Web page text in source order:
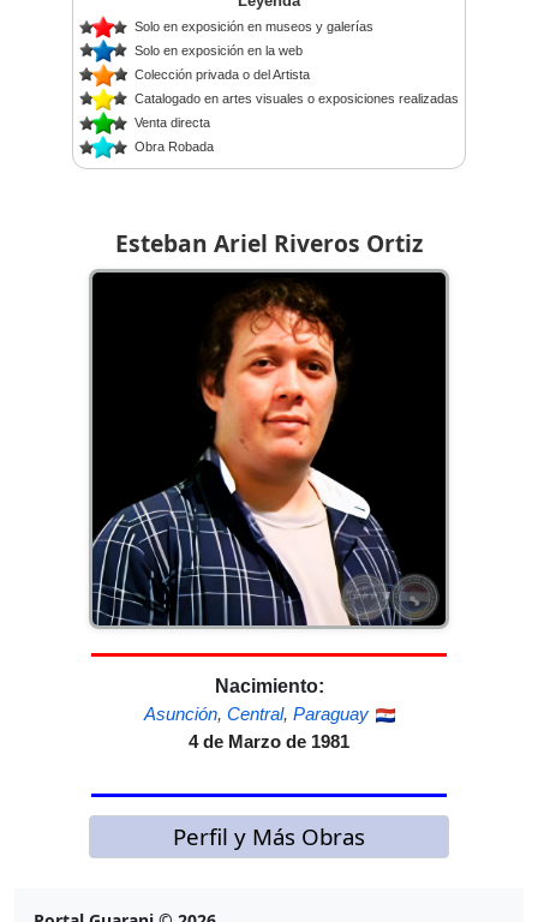
Esteban Ariel Riveros Ortiz
Nacimiento:
Asunción, Central, Paraguay
4 de Marzo de 1981
Perfil y Más Obras
Solo en exposición en museos y galerías
Solo en exposición en la web
Colección privada o del Artista
Catalogado en artes visuales o exposiciones realizadas
Venta directa
Obra Robada